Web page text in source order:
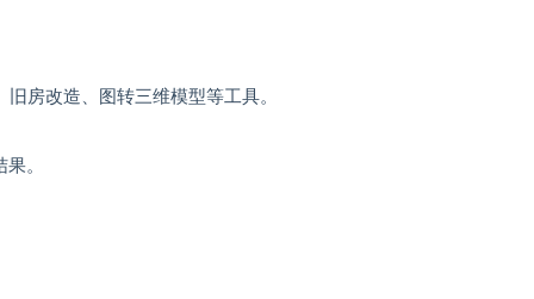
房改造、图转三维模型等工具。
。